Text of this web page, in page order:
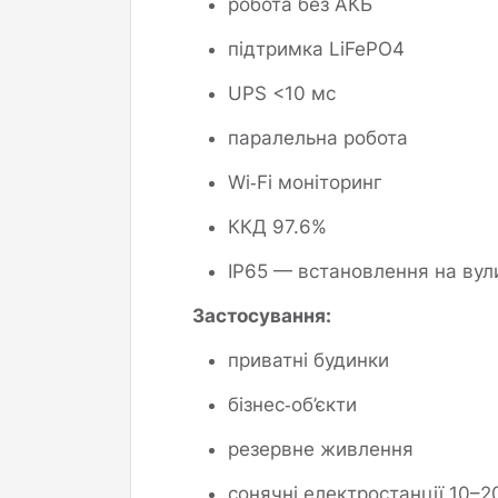
підтримка LiFePO4
UPS <10 мс
паралельна робота
Wi‑Fi моніторинг
ККД 97.6%
IP65 — встановлення на
Застосування:
приватні будинки
бізнес‑об’єкти
резервне живлення
сонячні електростанції